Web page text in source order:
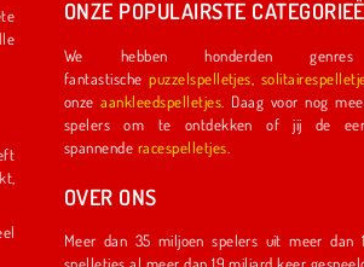
ONZE POPULAIRSTE
We hebben honderden
fantastischepuzzelspelletjes
onzeaankleedspelletjes . Daag voor nog meer plezier een andere speler uit in een
spelers om te ontdekken of jij de eerste coureur bent om
spannende racespelletjes
OVER ONS
Meer dan 35 miljoen spelers uit meer dan 150 landen